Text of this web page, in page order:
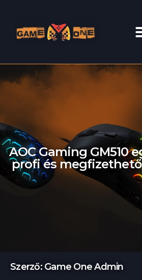
AOC Gaming GM510
profi és
Szerző: Game One Admin